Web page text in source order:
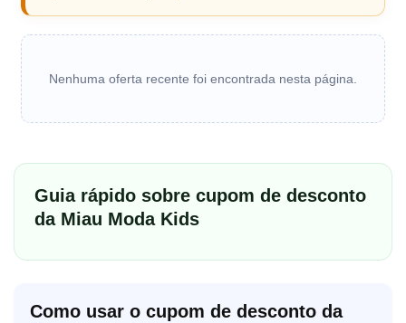
Nenhuma oferta recente foi encontrada nesta página.
Guia rápido sobre cupom de desconto
da Miau Moda Kids
Como usar o cupom de desconto da